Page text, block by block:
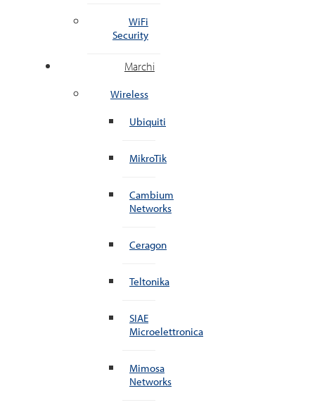
WiFi
Security
Marchi
Wireless
Ubiquiti
MikroTik
Cambium
Networks
Ceragon
Teltonika
SIAE
Microelettronica
Mimosa
Networks